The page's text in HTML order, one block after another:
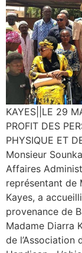
KAYES||LE 29
PROFIT DES
PHYSIQUE ET
Monsieur
Affaires
représentant de
Kayes, a
provenance de
Madame Diarra
de l’Association